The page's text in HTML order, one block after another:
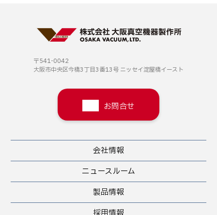
〒541-0042
大阪市中央区今橋3丁目3番13号 ニッセイ淀屋橋イースト
お問合せ
会社情報
ニュースルーム
製品情報